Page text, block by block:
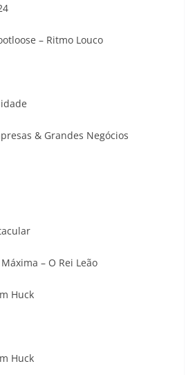
– Ritmo Louco
& Grandes Negócios
– O Rei Leão
Huck
Huck